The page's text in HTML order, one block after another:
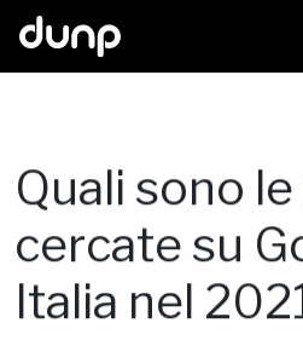
dunp
Quali sono
cercate su
Italia nel